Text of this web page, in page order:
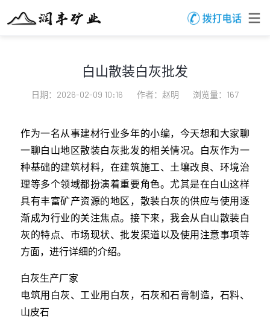
白山散装白灰批发
日期：2026-02-09 10:16 作者：赵明 浏览量：167
作为一名从事建材行业多年的小编，今天想和大家聊
一聊白山地区散装白灰批发的相关情况。白灰作为一
种基础的建筑材料，在建筑施工、土壤改良、环境治
理等多个领域都扮演着重要角色。尤其是在白山这样
具有丰富矿产资源的地区，散装白灰的供应与使用逐
渐成为行业的关注焦点。接下来，我会从白山散装白
灰的特点、市场现状、批发渠道以及使用注意事项等
方面，进行详细的介绍。
白灰生产厂家
电筑用白灰、工业用白灰，石灰和石膏制造，石料、
山皮石